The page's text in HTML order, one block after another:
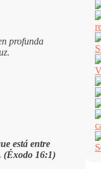
profunda
está entre
(Éxodo 16:1)